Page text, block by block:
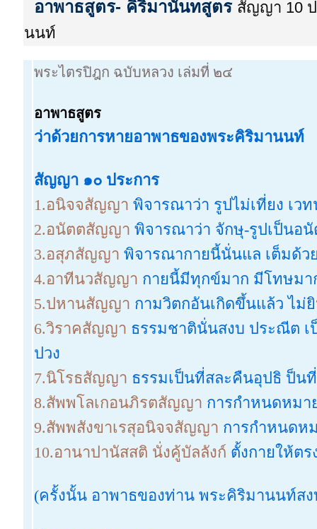
อาพาธสูตร- คิริมานันทสูตร สัญญา 10 ป
นนท์
พระไตรปิฎก ฉบับหลวง เล่มที่ ๒๔
อาพาธสูตร
ว่าด้วยการหายอาพาธของพระคิริมานนท์
สัญญา ๑๐ ประการ
1.อนิจจสัญญา พิจารณาว่า รูปไม่เที่ยง เว
2.อนัตตสัญญา พิจารณาว่า จักษุ-รูปเป็นอ
3.อสุภสัญญา พิจารณากายนี้นั่นแล เต็มด้ว
4.อาทีนวสัญญา กายนี้มีทุกข์มาก มีโทษมา
5.ปหานสัญญา กามวิตกอันเกิดขึ้นแล้ว ไม่
6.วิราคสัญญา ธรรมชาตินั่นสงบ ประณีต เ
ปวง
7.นิโรธสัญญา ธรรมเป็นที่สละคืนอุปธิ ป็น
8.สัพพโลเกอนภิรตสัญญา การกำหนดหมา
9.สัพพสังขาเรสุอนิจจสัญญา การกำหนดห
10.อานาปานัสสติ นั่งคู้บัลลังก์ ตั้งกายให้ต
(ครั้งนั้น อาพาธของท่าน พระคิริมานนท์ส